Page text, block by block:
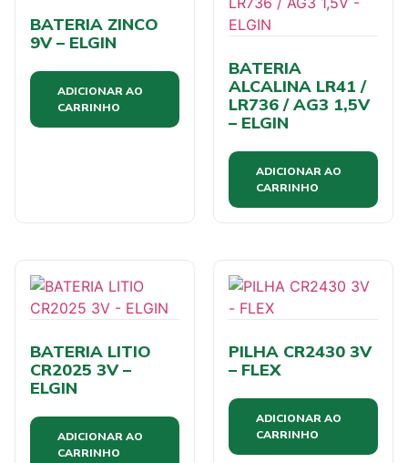
BATERIA ZINCO
9V – ELGIN
ADICIONAR AO
CARRINHO
BATERIA
ALCALINA LR41 /
LR736 / AG3 1,5V
– ELGIN
ADICIONAR AO
CARRINHO
BATERIA LITIO
CR2025 3V –
ELGIN
ADICIONAR AO
CARRINHO
PILHA CR2430 3V
– FLEX
ADICIONAR AO
CARRINHO